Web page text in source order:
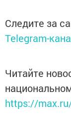
Следите за
Telegram-
Читайте
https://